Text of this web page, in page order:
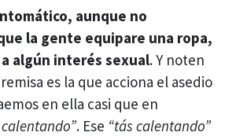
aunque no
la gente equipare una ropa,
algún interés sexual. Y noten
es la que acciona el asedio
en ella casi que en
calentando”. Ese “tás calentando”